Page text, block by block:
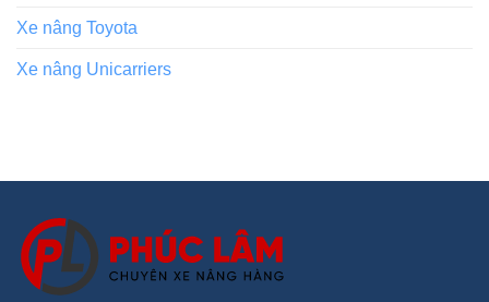
Xe nâng Toyota
Xe nâng Unicarriers